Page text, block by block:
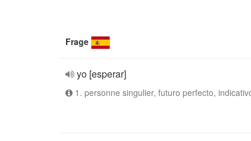
Frage
yo [esperar]
1. personne singulier, futuro perfecto,